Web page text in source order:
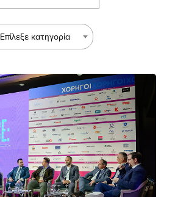
Επίλεξε κατηγορία